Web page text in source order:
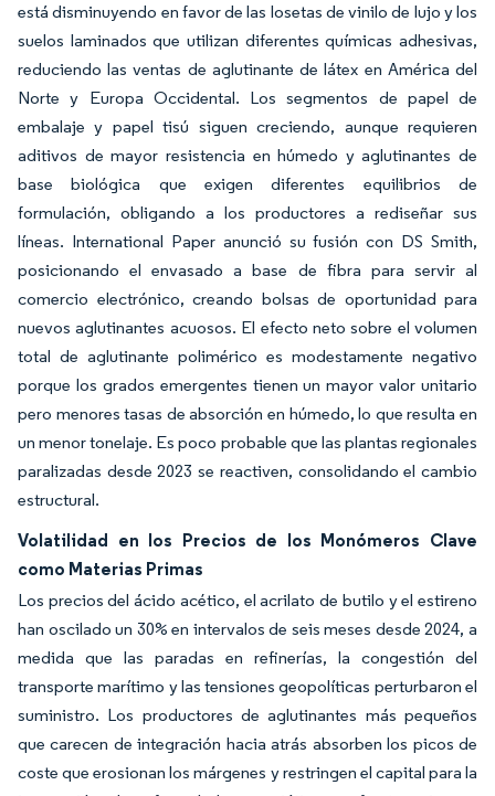
está disminuyendo en favor de las losetas de vinilo de lujo y los
suelos laminados que utilizan diferentes químicas adhesivas,
reduciendo las ventas de aglutinante de látex en América del
Norte y Europa Occidental. Los segmentos de papel de
embalaje y papel tisú siguen creciendo, aunque requieren
aditivos de mayor resistencia en húmedo y aglutinantes de
base biológica que exigen diferentes equilibrios de
formulación, obligando a los productores a rediseñar sus
líneas. International Paper anunció su fusión con DS Smith,
posicionando el envasado a base de fibra para servir al
comercio electrónico, creando bolsas de oportunidad para
nuevos aglutinantes acuosos. El efecto neto sobre el volumen
total de aglutinante polimérico es modestamente negativo
porque los grados emergentes tienen un mayor valor unitario
pero menores tasas de absorción en húmedo, lo que resulta en
un menor tonelaje. Es poco probable que las plantas regionales
paralizadas desde 2023 se reactiven, consolidando el cambio
estructural.
Volatilidad en los Precios de los Monómeros Clave
como Materias Primas
Los precios del ácido acético, el acrilato de butilo y el estireno
han oscilado un 30% en intervalos de seis meses desde 2024, a
medida que las paradas en refinerías, la congestión del
transporte marítimo y las tensiones geopolíticas perturbaron el
suministro. Los productores de aglutinantes más pequeños
que carecen de integración hacia atrás absorben los picos de
coste que erosionan los márgenes y restringen el capital para la